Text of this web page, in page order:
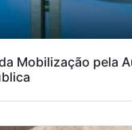
Mobilização pela